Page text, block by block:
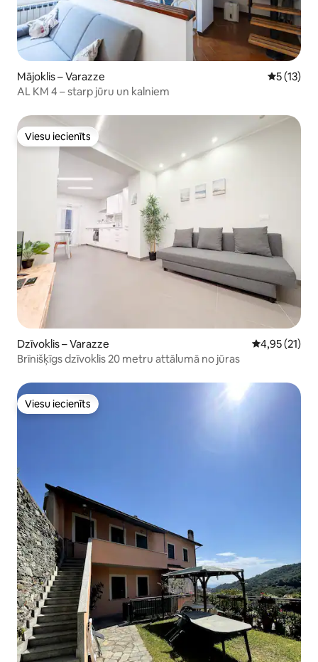
Mājoklis – Varazze Vidējais
5 (13)
AL KM 4 – starp jūru un kalniem
Viesu iecienīts
Viesu iecienīts
Dzīvoklis – Varazze Vidējais
4,95 (21)
Brīnišķīgs dzīvoklis 20 metru attālumā no jūras
Viesu iecienīts
Viesu iecienīts